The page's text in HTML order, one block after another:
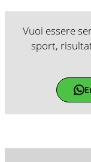
Vuoi essere
sport,